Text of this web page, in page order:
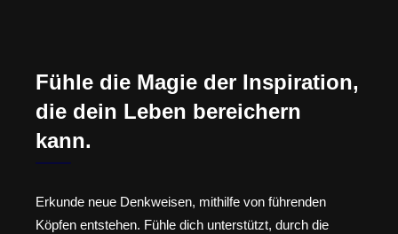
Fühle die Magie der Inspiration,
die dein Leben bereichern
kann.
Erkunde neue Denkweisen, mithilfe von führenden
Köpfen entstehen. Fühle dich unterstützt, durch die